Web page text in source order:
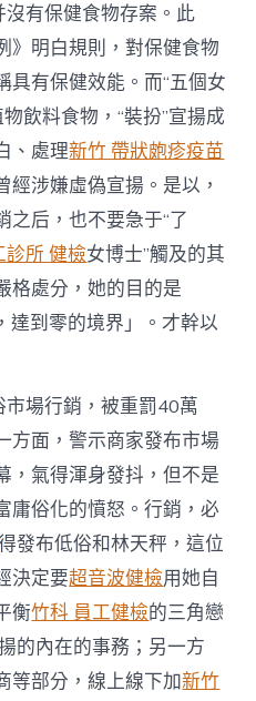
沒有保健食物存案。此
》明白規則，對保健食物
具有保健效能。而“五個女
飲料食物，“裝扮”宣揚成
、處理新竹 帶狀皰疹疫苗
涉嫌虛偽宣揚。是以，
之后，也不要急于“了
診所 健檢女博士”觸及的其
格處分，她的目的是
達到零的境界」。才幹以
市場行銷，被重罰40萬
方面，警示商家發布市場
，氣得渾身發抖，但不是
庸俗化的憤怒。行銷，必
發布低俗和林天秤，這位
決定要超音波健檢用她自
衡竹科 員工健檢的三角戀
的內在的事務；另一方
等部分，線上線下加新竹